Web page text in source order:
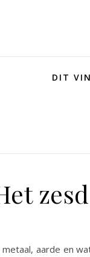
DIT
aarde en